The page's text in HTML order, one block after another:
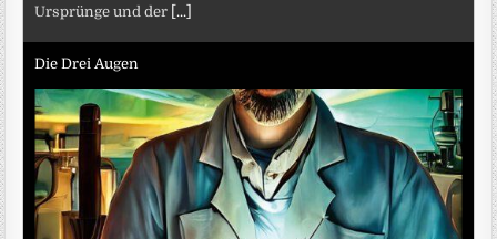
Ursprünge und der [...]
Die Drei Augen